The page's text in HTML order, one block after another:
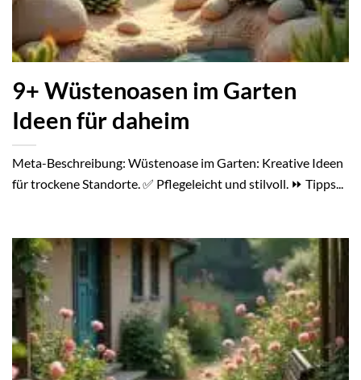
9+ Wüstenoasen im Garten
Ideen für daheim
Meta-Beschreibung: Wüstenoase im Garten: Kreative Ideen
für trockene Standorte. ✅ Pflegeleicht und stilvoll. ⏩ Tipps...